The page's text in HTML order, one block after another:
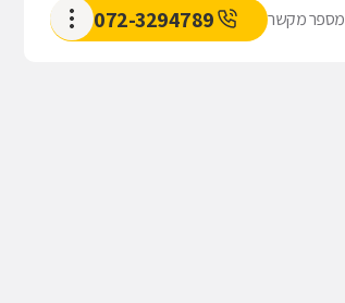
מספר מקשר 072-3294789